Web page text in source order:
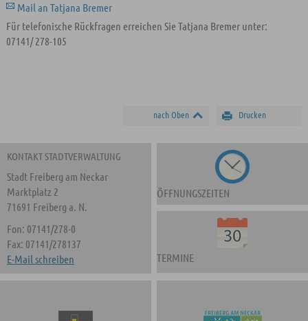
Mail an Tatjana Bremer
Für telefonische Rückfragen erreichen Sie Tatjana Bremer unter:
07141/ 278-105
Drucken
nach Oben
KONTAKT STADTVERWALTUNG
Stadt Freiberg am Neckar
Marktplatz 2
71691 Freiberg a. N.
Fon: 07141/278-0
Fax: 07141/278137
E-Mail schreiben
ÖFFNUNGSZEITEN
TERMINE